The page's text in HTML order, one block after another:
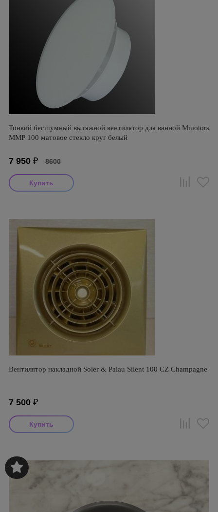
Тонкий бесшумный вытяжной вентилятор для ванной Mmotors
ММР 100 матовое стекло круг белый
7 950 ₽ 8600
Вентилятор накладной Soler & Palau Silent 100 CZ Champagne
7 500 ₽